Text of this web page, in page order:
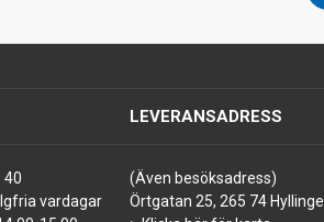
40
vardagar
LEVERANSADRESS
(Även besöksadress)
Örtgatan 25, 265 74 Hyllinge